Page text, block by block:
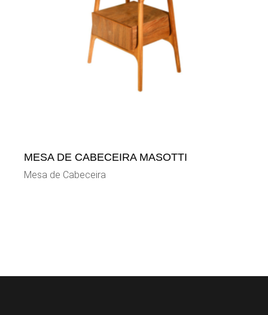
MESA DE CABECEIRA MASOTTI
Mesa de Cabeceira